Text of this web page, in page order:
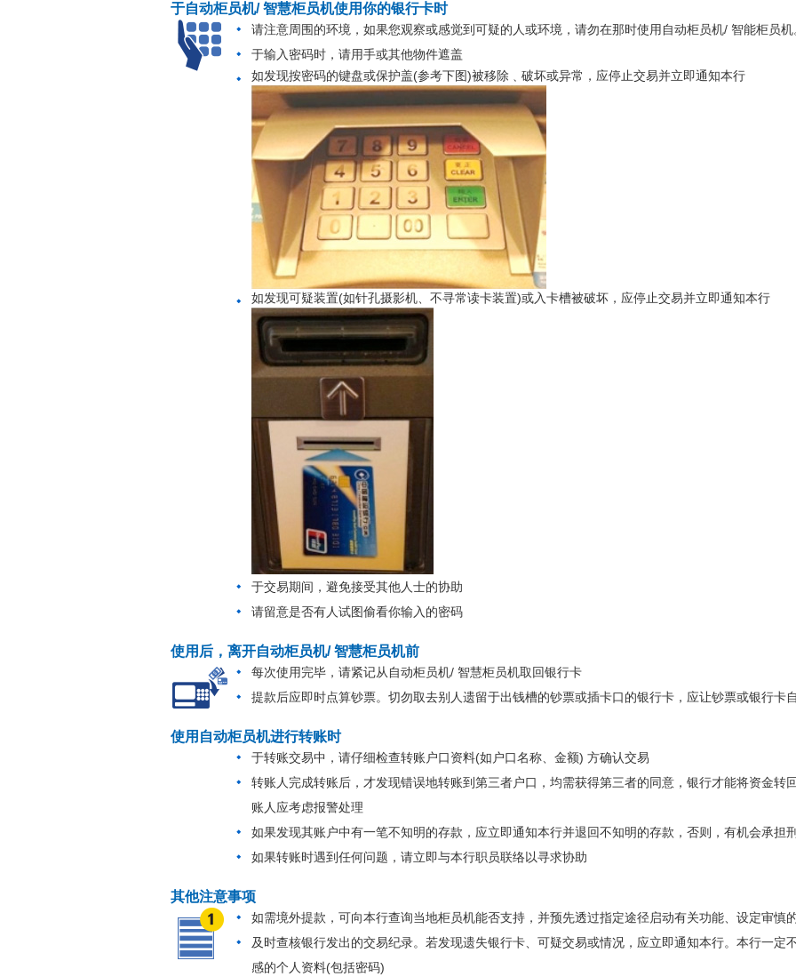
于自动柜员机/ 智慧柜员机使用你的银行卡时
请注意周围的环境，如果您观察或感觉到可疑的人或环境，请勿在那时使用自动柜员机/ 智能柜员机
于输入密码时，请用手或其他物件遮盖
如发现按密码的键盘或保护盖(参考下图)被移除﹑破坏或异常，应停止交易并立即通知本行
如发现可疑装置(如针孔摄影机、不寻常读卡装置)或入卡槽被破坏，应停止交易并立即通知本行
于交易期间，避免接受其他人士的协助
请留意是否有人试图偷看你输入的密码
使用后，离开自动柜员机/ 智慧柜员机前
每次使用完毕，请紧记从自动柜员机/ 智慧柜员机取回银行卡
提款后应即时点算钞票。切勿取去别人遗留于出钱槽的钞票或插卡口的银行卡，应让钞票或银行卡
使用自动柜员机进行转账时
于转账交易中，请仔细检查转账户口资料(如户口名称、金额) 方确认交易
转账人完成转账后，才发现错误地转账到第三者户口，均需获得第三者的同意，银行才能将资金转
账人应考虑报警处理
如果发现其账户中有一笔不知明的存款，应立即通知本行并退回不知明的存款，否则，有机会承担
如果转账时遇到任何问题，请立即与本行职员联络以寻求协助
其他注意事项
如需境外提款，可向本行查询当地柜员机能否支持，并预先透过指定途径启动有关功能、设定审慎
及时查核银行发出的交易纪录。若发现遗失银行卡、可疑交易或情况，应立即通知本行。本行一定
感的个人资料(包括密码)